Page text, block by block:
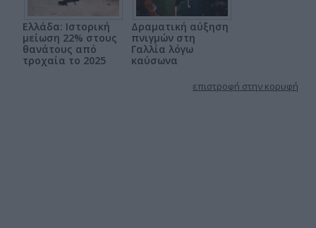
Ελλάδα: Ιστορική
μείωση 22% στους
θανάτους από
τροχαία το 2025
Δραματική αύξηση
πνιγμών στη
Γαλλία λόγω
καύσωνα
επιστροφή στην κορυφή